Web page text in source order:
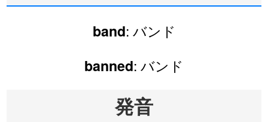
band: バンド
banned: バンド
発音